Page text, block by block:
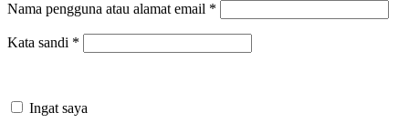
Nama pengguna atau alamat email *
Kata sandi *
Ingat saya